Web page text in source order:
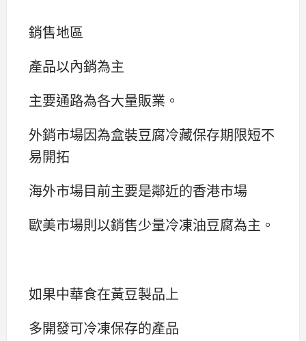
銷售地區
產品以內銷為主
主要通路為各大量販業。
外銷市場因為盒裝豆腐冷藏保存期限短不
易開拓
海外市場目前主要是鄰近的香港市場
歐美市場則以銷售少量冷凍油豆腐為主。
如果中華食在黃豆製品上
多開發可冷凍保存的產品